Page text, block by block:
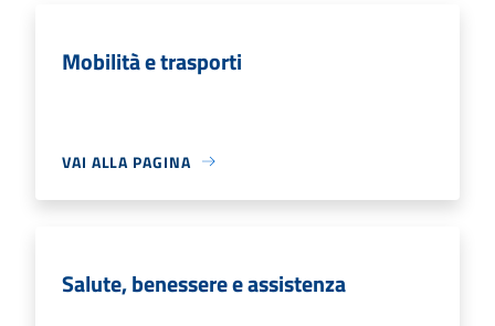
Mobilità e trasporti
VAI ALLA PAGINA
Salute, benessere e assistenza